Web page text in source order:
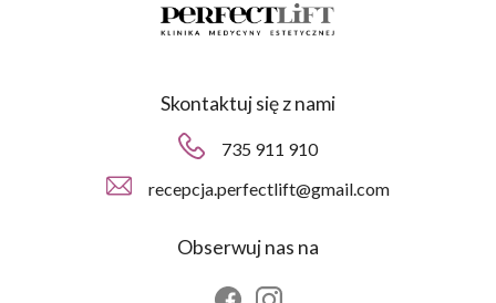
Skontaktuj się z nami
735 911 910
recepcja.perfectlift@gmail.com
Obserwuj nas na